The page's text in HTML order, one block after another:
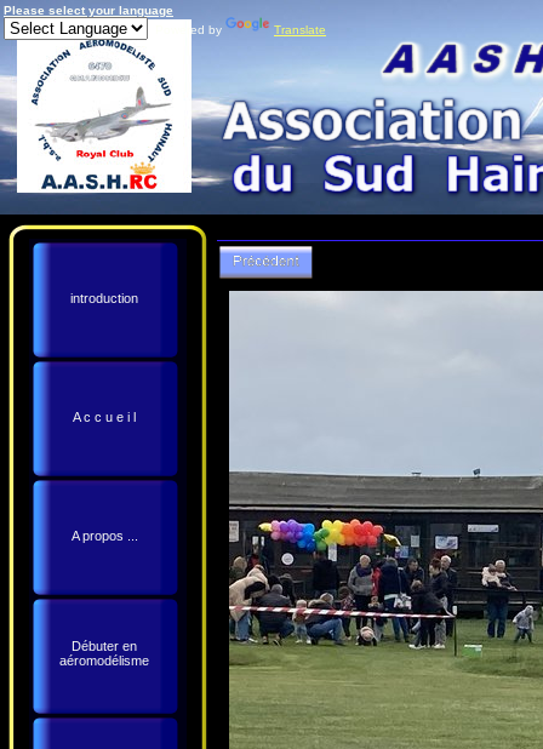
Please select your language
Powered by
Translate
introduction
A c c u e i l
A propos ...
Débuter en
aéromodélisme